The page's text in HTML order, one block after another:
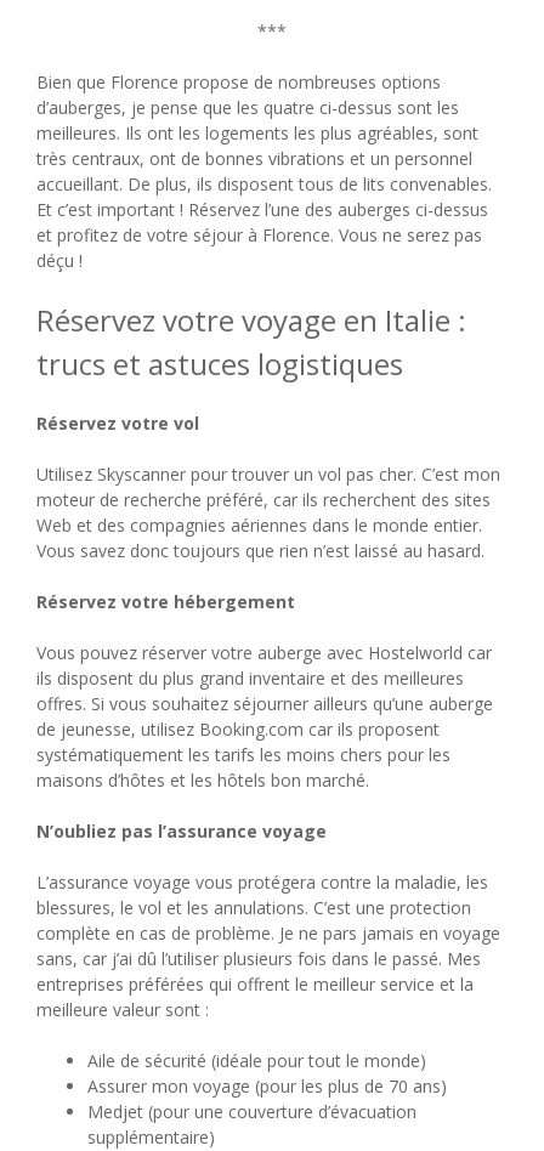
***
Bien que Florence propose de nombreuses options
d’auberges, je pense que les quatre ci-dessus sont les
meilleures. Ils ont les logements les plus agréables, sont
très centraux, ont de bonnes vibrations et un personnel
accueillant. De plus, ils disposent tous de lits convenables.
Et c’est important ! Réservez l’une des auberges ci-dessus
et profitez de votre séjour à Florence. Vous ne serez pas
déçu !
Réservez votre voyage en Italie :
trucs et astuces logistiques
Réservez votre vol
Utilisez Skyscanner pour trouver un vol pas cher. C’est mon
moteur de recherche préféré, car ils recherchent des sites
Web et des compagnies aériennes dans le monde entier.
Vous savez donc toujours que rien n’est laissé au hasard.
Réservez votre hébergement
Vous pouvez réserver votre auberge avec Hostelworld car
ils disposent du plus grand inventaire et des meilleures
offres. Si vous souhaitez séjourner ailleurs qu’une auberge
de jeunesse, utilisez Booking.com car ils proposent
systématiquement les tarifs les moins chers pour les
maisons d’hôtes et les hôtels bon marché.
N’oubliez pas l’assurance voyage
L’assurance voyage vous protégera contre la maladie, les
blessures, le vol et les annulations. C’est une protection
complète en cas de problème. Je ne pars jamais en voyage
sans, car j’ai dû l’utiliser plusieurs fois dans le passé. Mes
entreprises préférées qui offrent le meilleur service et la
meilleure valeur sont :
Aile de sécurité (idéale pour tout le monde)
Assurer mon voyage (pour les plus de 70 ans)
Medjet (pour une couverture d’évacuation
supplémentaire)